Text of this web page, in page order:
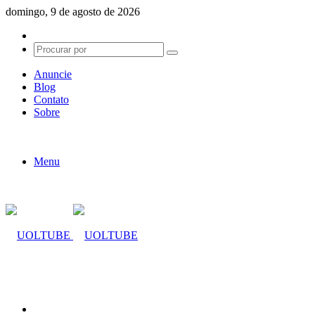
domingo, 9 de agosto de 2026
skin
Procurar
Anuncie
Blog
Contato
Sobre
Menu